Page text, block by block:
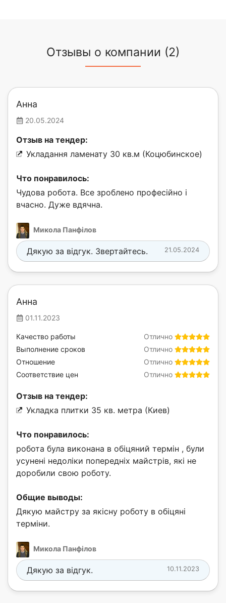
Отзывы о компании (2)
Анна
20.05.2024
Отзыв на тендер:
Укладання ламенату 30 кв.м (Коцюбинское)
Что понравилось:
Чудова робота. Все зроблено професійно і
вчасно. Дуже вдячна.
Микола Панфілов
21.05.2024
Дякую за відгук. Звертайтесь.
Анна
01.11.2023
Отлично
Качество работы
Отлично
Выполнение сроков
Отлично
Отношение
Отлично
Соответствие цен
Отзыв на тендер:
Укладка плитки 35 кв. метра (Киев)
Что понравилось:
робота була виконана в обіцяний термін , були
усунені недоліки попередніх майстрів, які не
доробили свою роботу.
Общие выводы:
Дякую майстру за якісну роботу в обіцяні
терміни.
Микола Панфілов
10.11.2023
Дякую за відгук.